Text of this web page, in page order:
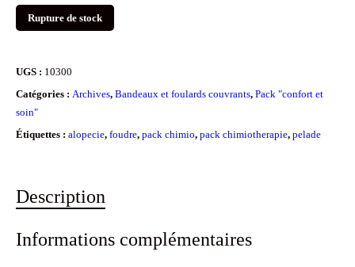
Rupture de stock
UGS : 10300
Catégories : Archives, Bandeaux et foulards couvrants, Pack "confort et
soin"
Étiquettes : alopecie, foudre, pack chimio, pack chimiotherapie, pelade
Description
Informations complémentaires